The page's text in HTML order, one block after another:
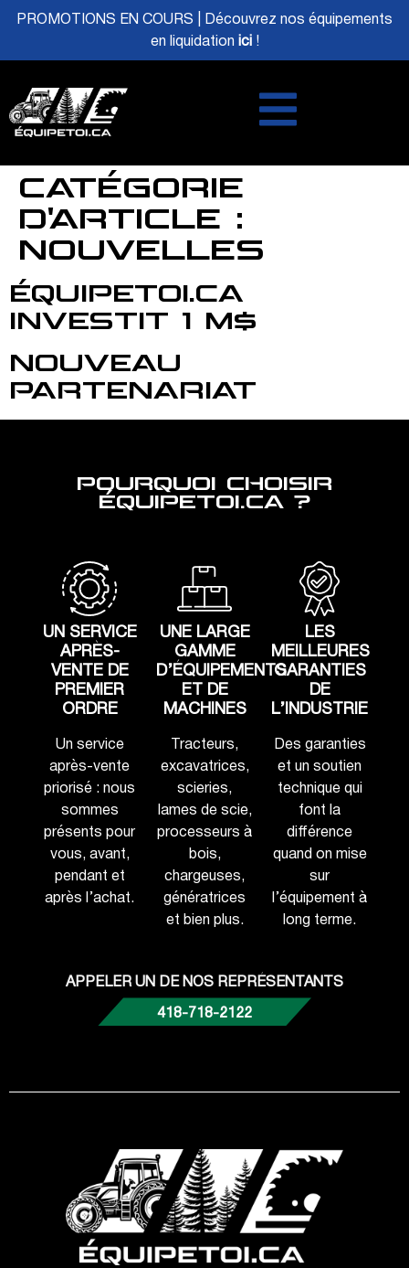
PROMOTIONS EN COURS | Découvrez nos équipements
en liquidation ici !
CATÉGORIE
D'ARTICLE :
NOUVELLES
ÉQUIPETOI.CA
INVESTIT 1 M$
NOUVEAU
PARTENARIAT
POURQUOI CHOISIR
ÉQUIPETOI.CA ?
UN SERVICE
APRÈS-
VENTE DE
PREMIER
ORDRE
Un service
après-vente
priorisé : nous
sommes
présents pour
vous, avant,
pendant et
après l’achat.
UNE LARGE
GAMME
D’ÉQUIPEMENTS
ET DE
MACHINES
Tracteurs,
excavatrices,
scieries,
lames de scie,
processeurs à
bois,
chargeuses,
génératrices
et bien plus.
LES
MEILLEURES
GARANTIES
DE
L’INDUSTRIE
Des garanties
et un soutien
technique qui
font la
différence
quand on mise
sur
l’équipement à
long terme.
APPELER UN DE NOS REPRÉSENTANTS
418-718-2122